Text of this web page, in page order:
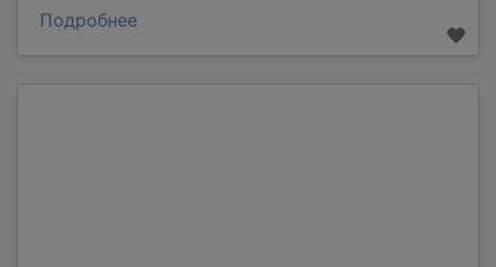
Подробнее